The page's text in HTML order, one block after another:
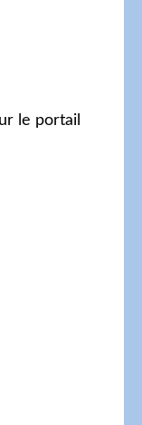
le portail